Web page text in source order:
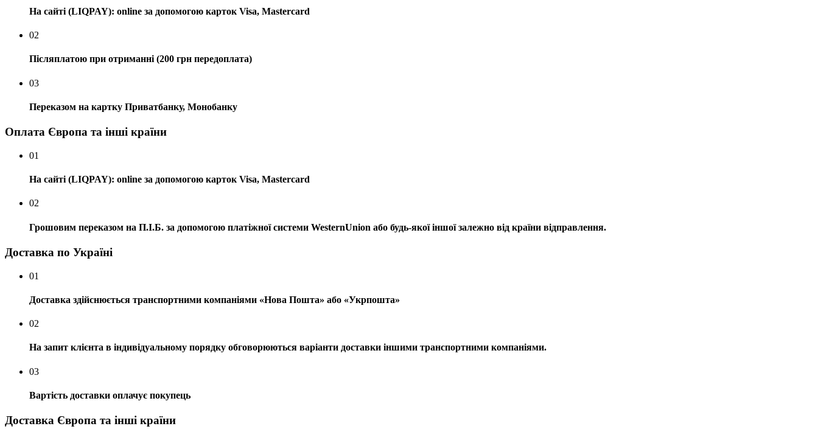
На сайті (LIQPAY): online за допомогою карток Visa, Mastercard
02
Післяплатою при отриманні (200 грн передоплата)
03
Переказом на картку Приватбанку, Монобанку
Оплата Європа та інші країни
01
На сайті (LIQPAY): online за допомогою карток Visa, Mastercard
02
Грошовим переказом на П.І.Б. за допомогою платіжної системи WesternUnion або будь-якої іншої залежно від країни відправлення.
Доставка по Україні
01
Доставка здійснюється транспортними компаніями «Нова Пошта» або «Укрпошта»
02
На запит клієнта в індивідуальному порядку обговорюються варіанти доставки іншими транспортними компаніями.
03
Вартість доставки оплачує покупець
Доставка Європа та інші країни